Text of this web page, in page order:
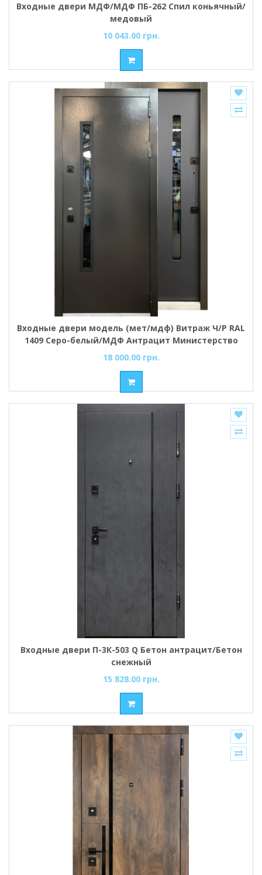
Входные двери МДФ/МДФ ПБ-262 Спил коньячный/
медовый
10 043.00 грн.
Входные двери модель (мет/мдф) Витраж Ч/Р RAL
1409 Серо-белый/МДФ Антрацит Министерство
Дверей
18 000.00 грн.
Входные двери П-3К-503 Q Бетон антрацит/Бетон
снежный
15 828.00 грн.